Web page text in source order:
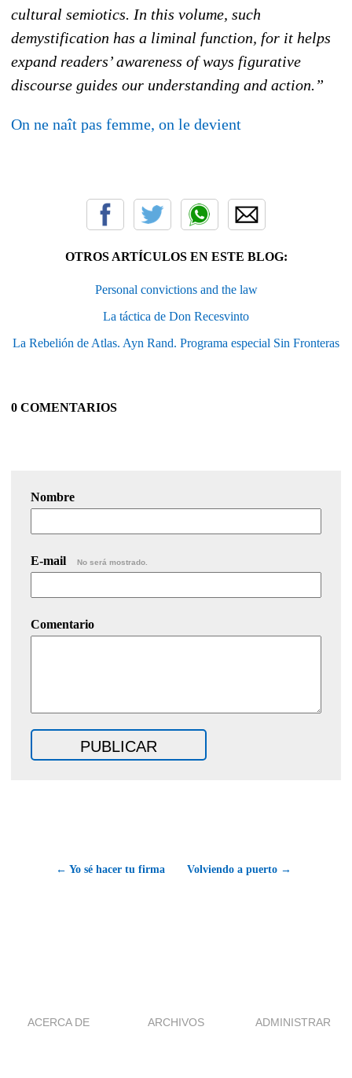
cultural semiotics. In this volume, such
demystification has a liminal function, for it helps
expand readers’ awareness of ways figurative
discourse guides our understanding and action.”
On ne naît pas femme, on le devient
OTROS ARTÍCULOS EN ESTE BLOG:
Personal convictions and the law
La táctica de Don Recesvinto
La Rebelión de Atlas. Ayn Rand. Programa especial Sin Fronteras
0 COMENTARIOS
Nombre
E-mail No será mostrado.
Comentario
← Yo sé hacer tu firma Volviendo a puerto →
ACERCA DE ARCHIVOS ADMINISTRAR